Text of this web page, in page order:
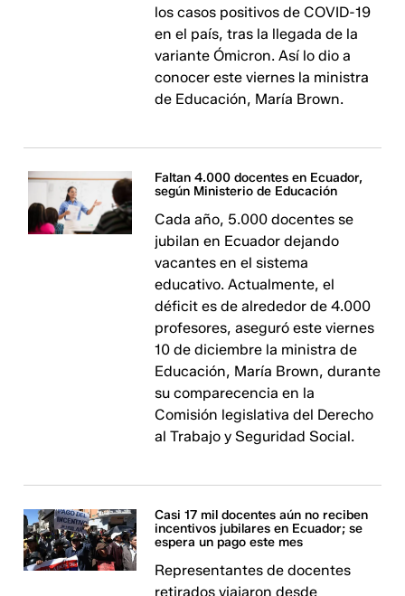
los casos positivos de COVID-19
en el país, tras la llegada de la
variante Ómicron. Así lo dio a
conocer este viernes la ministra
de Educación, María Brown.
Faltan 4.000 docentes en Ecuador,
según Ministerio de Educación
Cada año, 5.000 docentes se
jubilan en Ecuador dejando
vacantes en el sistema
educativo. Actualmente, el
déficit es de alrededor de 4.000
profesores, aseguró este viernes
10 de diciembre la ministra de
Educación, María Brown, durante
su comparecencia en la
Comisión legislativa del Derecho
al Trabajo y Seguridad Social.
Casi 17 mil docentes aún no reciben
incentivos jubilares en Ecuador; se
espera un pago este mes
Representantes de docentes
retirados viajaron desde